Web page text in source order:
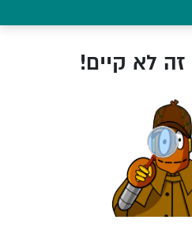
לא קיים!